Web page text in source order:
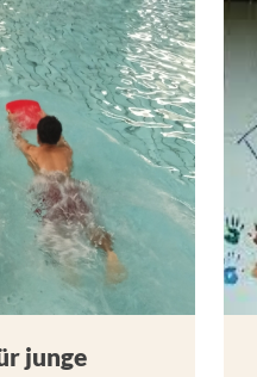
junge